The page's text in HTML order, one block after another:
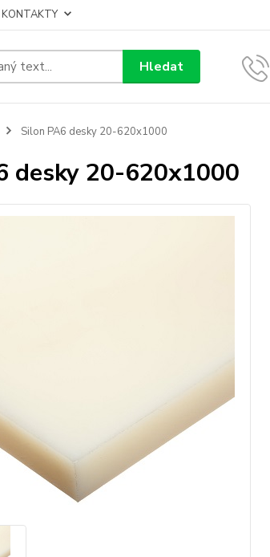
KONTAKTY
Hledat
Silon PA6 desky 20-620x1000
desky 20-620x1000